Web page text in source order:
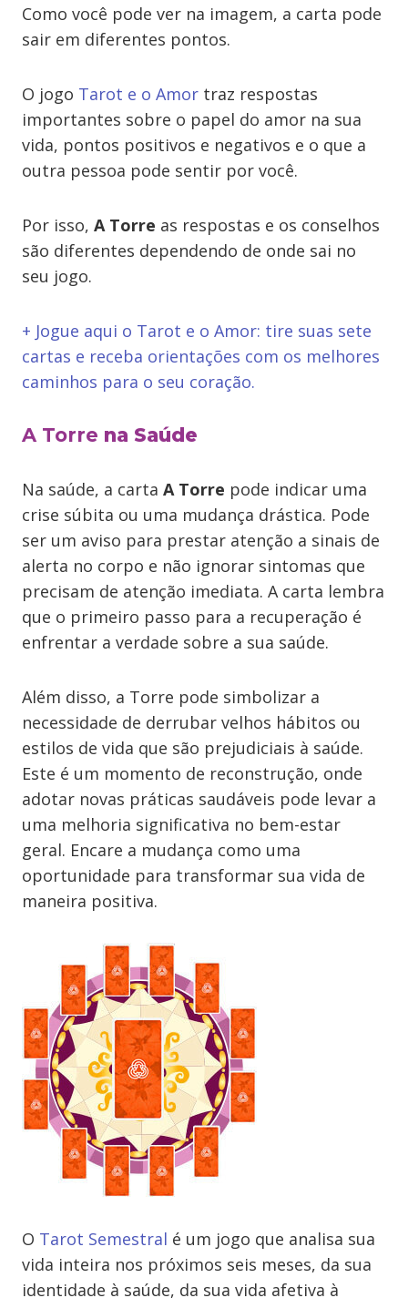
Como você pode ver na imagem, a carta pode
sair em diferentes pontos.
O jogo Tarot e o Amor traz respostas
importantes sobre o papel do amor na sua
vida, pontos positivos e negativos e o que a
outra pessoa pode sentir por você.
Por isso, A Torre as respostas e os conselhos
são diferentes dependendo de onde sai no
seu jogo.
+ Jogue aqui o Tarot e o Amor: tire suas sete
cartas e receba orientações com os melhores
caminhos para o seu coração.
A Torre na Saúde
Na saúde, a carta A Torre pode indicar uma
crise súbita ou uma mudança drástica. Pode
ser um aviso para prestar atenção a sinais de
alerta no corpo e não ignorar sintomas que
precisam de atenção imediata. A carta lembra
que o primeiro passo para a recuperação é
enfrentar a verdade sobre a sua saúde.
Além disso, a Torre pode simbolizar a
necessidade de derrubar velhos hábitos ou
estilos de vida que são prejudiciais à saúde.
Este é um momento de reconstrução, onde
adotar novas práticas saudáveis pode levar a
uma melhoria significativa no bem-estar
geral. Encare a mudança como uma
oportunidade para transformar sua vida de
maneira positiva.
O Tarot Semestral é um jogo que analisa sua
vida inteira nos próximos seis meses, da sua
identidade à saúde, da sua vida afetiva à